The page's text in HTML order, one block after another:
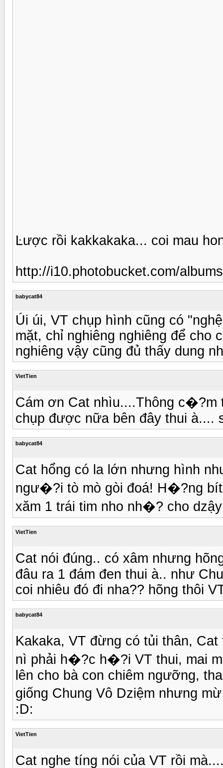
Ŀược rồi kakkakaka... coi mau
http://i10.photobucket.com/
babycat84
Úi úi, VT chụp hình cũng có
mặt, chỉ nghiêng nghiêng để cho
nghiêng vậy cũng đủ thấy dung
VietTien
Cám ơn Cat nhìu....Thông
chụp được nữa bên đây thui à....
babycat84
Cat hổng có la lớn nhưng hình
ngư�?i tò mò gòi đoá! H�?ng
xăm 1 trái tim nho nh�? cho
VietTien
Cat nói đúng.. có xâm nhưng
đâu ra 1 đám đen thui à.. như
coi nhiêu đó đi nha?? hõng thôi
babycat84
Kakaka, VT đừng có tủi thân,
nì phải h�?c h�?i VT thui, mai
lên cho bà con chiêm ngưỡng,
giống Chung Vô Dziệm nhưng
:D:
VietTien
Cat nghe tíng nói của VT rồi